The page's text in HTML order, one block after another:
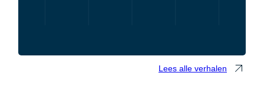
Lees alle verhalen